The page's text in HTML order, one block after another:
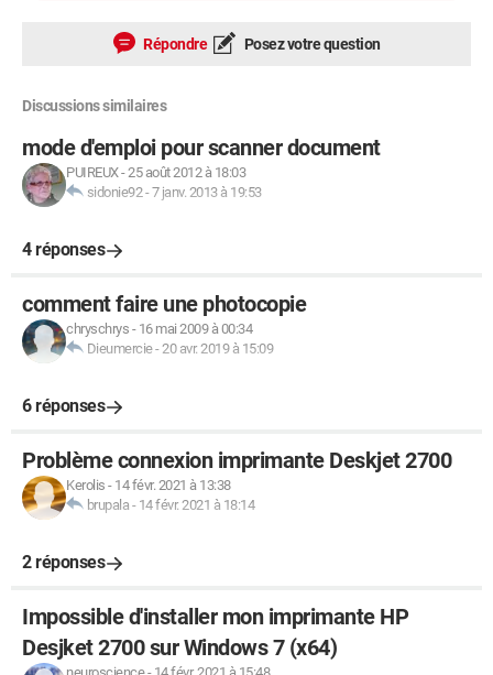
Répondre Posez votre question
Discussions similaires
mode d'emploi pour scanner document
PUIREUX-25 août 2012 à 18:03
sidonie92-7 janv. 2013 à 19:53
4 réponses
comment faire une photocopie
chryschrys - 16 mai 2009 à 00:34
Dieumercie-20 avr. 2019 à 15:09
6 réponses
Problème connexion imprimante Deskjet 2700
Kerolis - 14 févr. 2021 à 13:38
brupala - 14 févr. 2021 à 18:14
2 réponses
Impossible d'installer mon imprimante HP
Desjket 2700 sur Windows 7 (x64)